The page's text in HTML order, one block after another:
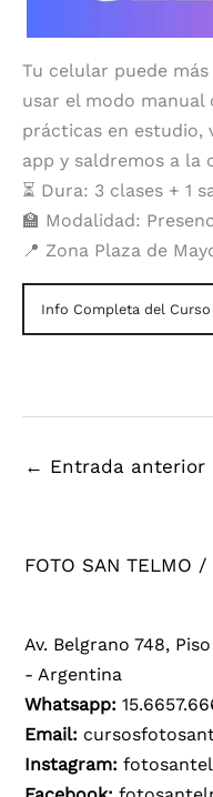
Tu celular puede
usar el modo manual
prácticas en estudio,
app y saldremos a la
⏳ Dura: 3 clases + 1
🏫 Modalidad:
📍 Zona Plaza de
Info Completa del Curso
← Entrada anterior
FOTO SAN TELMO
Av. Belgrano 748,
- Argentina
Whatsapp:
Email:
Instagram: